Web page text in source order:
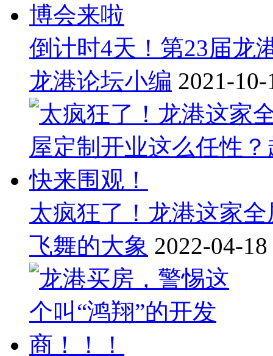
倒计时4天！第23届龙
龙港论坛小编 2021-10-
太疯狂了！龙港这家
飞舞的大象 2022-04-18